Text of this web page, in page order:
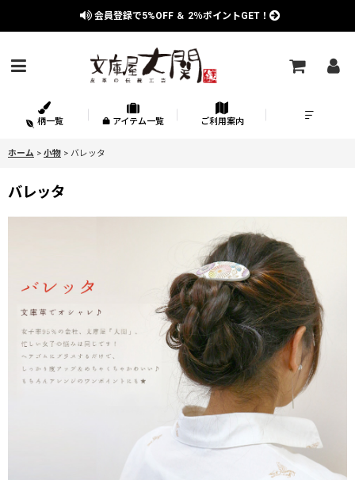
会員登録で5%OFF ＆ 2％ポイントGET！
柄一覧 アイテム一覧 ご利用案内
ホーム > 小物 > バレッタ
バレッタ